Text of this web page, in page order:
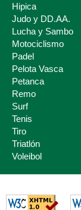
Hipica
Judo y DD.AA.
Lucha y Sambo
Motociclismo
Padel
Pelota Vasca
Petanca
Remo
Surf
Tenis
Tiro
Triatlón
Voleibol